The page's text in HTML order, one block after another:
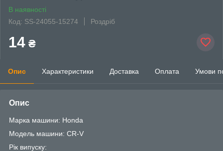
В наявності
Код: SS-24055-15274
Роздріб
14 ₴
Опис Характеристики Доставка Оплата Умови
Опис
Марка машини: Honda
Модель машини: CR-V
Рік випуску: